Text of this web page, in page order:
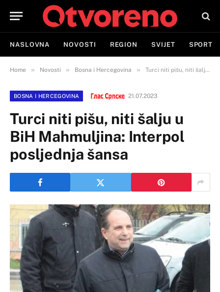
NASLOVNA NOVOSTI REGION SVIJET SPORT
Home » Novosti » Bosna i Hercegovina » Turci niti pišu, niti šalju u BiH Mahmuljina: Interpol posljednja šansa
BOSNA I HERCEGOVINA 21.07.2023
Turci niti pišu, niti šalju u
BiH Mahmuljina: Interpol
posljednja šansa